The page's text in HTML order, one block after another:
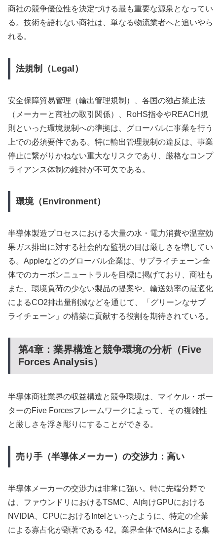
商社の競争優位性を決定づける最も重要な源泉となってい
る。技術を語れない商社は、単なる物流業者へと追いやら
れる。
法規制（Legal）
安全保障貿易管理（輸出管理規制）、各国の独占禁止法
（メーカーと商社の取引関係）、RoHS指令やREACH規
則といった環境規制への準拠は、グローバルに事業を行う
上での必須要件である。特に輸出管理規制の違反は、事業
停止に繋がりかねない重大なリスクであり、厳格なコンプ
ライアンス体制の維持が不可欠である。
環境（Environment）
半導体製造プロセスにおける大量の水・電力消費や温室効
果ガス排出に対する社会的な監視の目は厳しさを増してい
る。Appleなどのグローバル企業は、サプライチェーン全
体でのカーボンニュートラルを目標に掲げており、商社も
また、環境負荷の少ない製品の提案や、輸送効率の最適化
によるCO2排出量削減などを通じて、「グリーンなサプ
ライチェーン」の構築に貢献する役割を期待されている。
第4章：業界構造と競争環境の分析（Five
Forces Analysis）
半導体商社業界の収益構造と競争環境は、マイケル・ポー
ターのFive Forcesフレームワークによって、その複雑性
と厳しさを浮き彫りにすることができる。
売り手（半導体メーカー）の交渉力：高い
半導体メーカーの交渉力は非常に強い。特に先端分野で
は、ファウンドリにおけるTSMC、AI向けGPUにおける
NVIDIA、CPUにおけるIntelといったように、特定の企業
による寡占化が顕著である 42。業界全体でM&Aによる集